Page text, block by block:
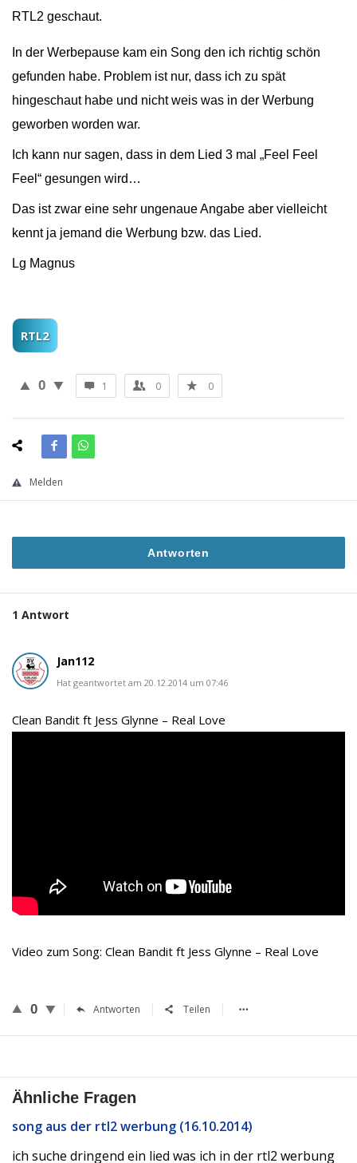
RTL2 geschaut.
In der Werbepause kam ein Song den ich richtig schön
gefunden habe. Problem ist nur, dass ich zu spät
hingeschaut habe und nicht weis was in der Werbung
geworben worden war.
Ich kann nur sagen, dass in dem Lied 3 mal „Feel Feel
Feel“ gesungen wird…
Das ist zwar eine sehr ungenaue Angabe aber vielleicht
kennt ja jemand die Werbung bzw. das Lied.
Lg Magnus
RTL2
0 1 0 0
Melden
Antworten
1 Antwort
Jan112
Hat geantwortet am 20.12.2014 um 07:46
Clean Bandit ft Jess Glynne – Real Love
Video zum Song: Clean Bandit ft Jess Glynne – Real Love
0 Antworten Teilen
Ähnliche Fragen
song aus der rtl2 werbung (16.10.2014)
ich suche dringend ein lied was ich in der rtl2 werbung